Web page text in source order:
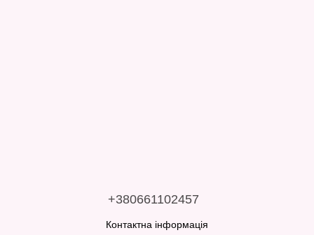
+380661102457
Контактна інформація